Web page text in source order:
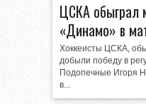
ЦСКА обыграл
«Динамо» в
Хоккеисты ЦСКА,
добыли победу в
Подопечные Игоря
в...